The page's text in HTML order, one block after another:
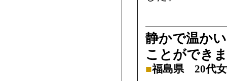
静かで温か
ことができ
■福島県 20代